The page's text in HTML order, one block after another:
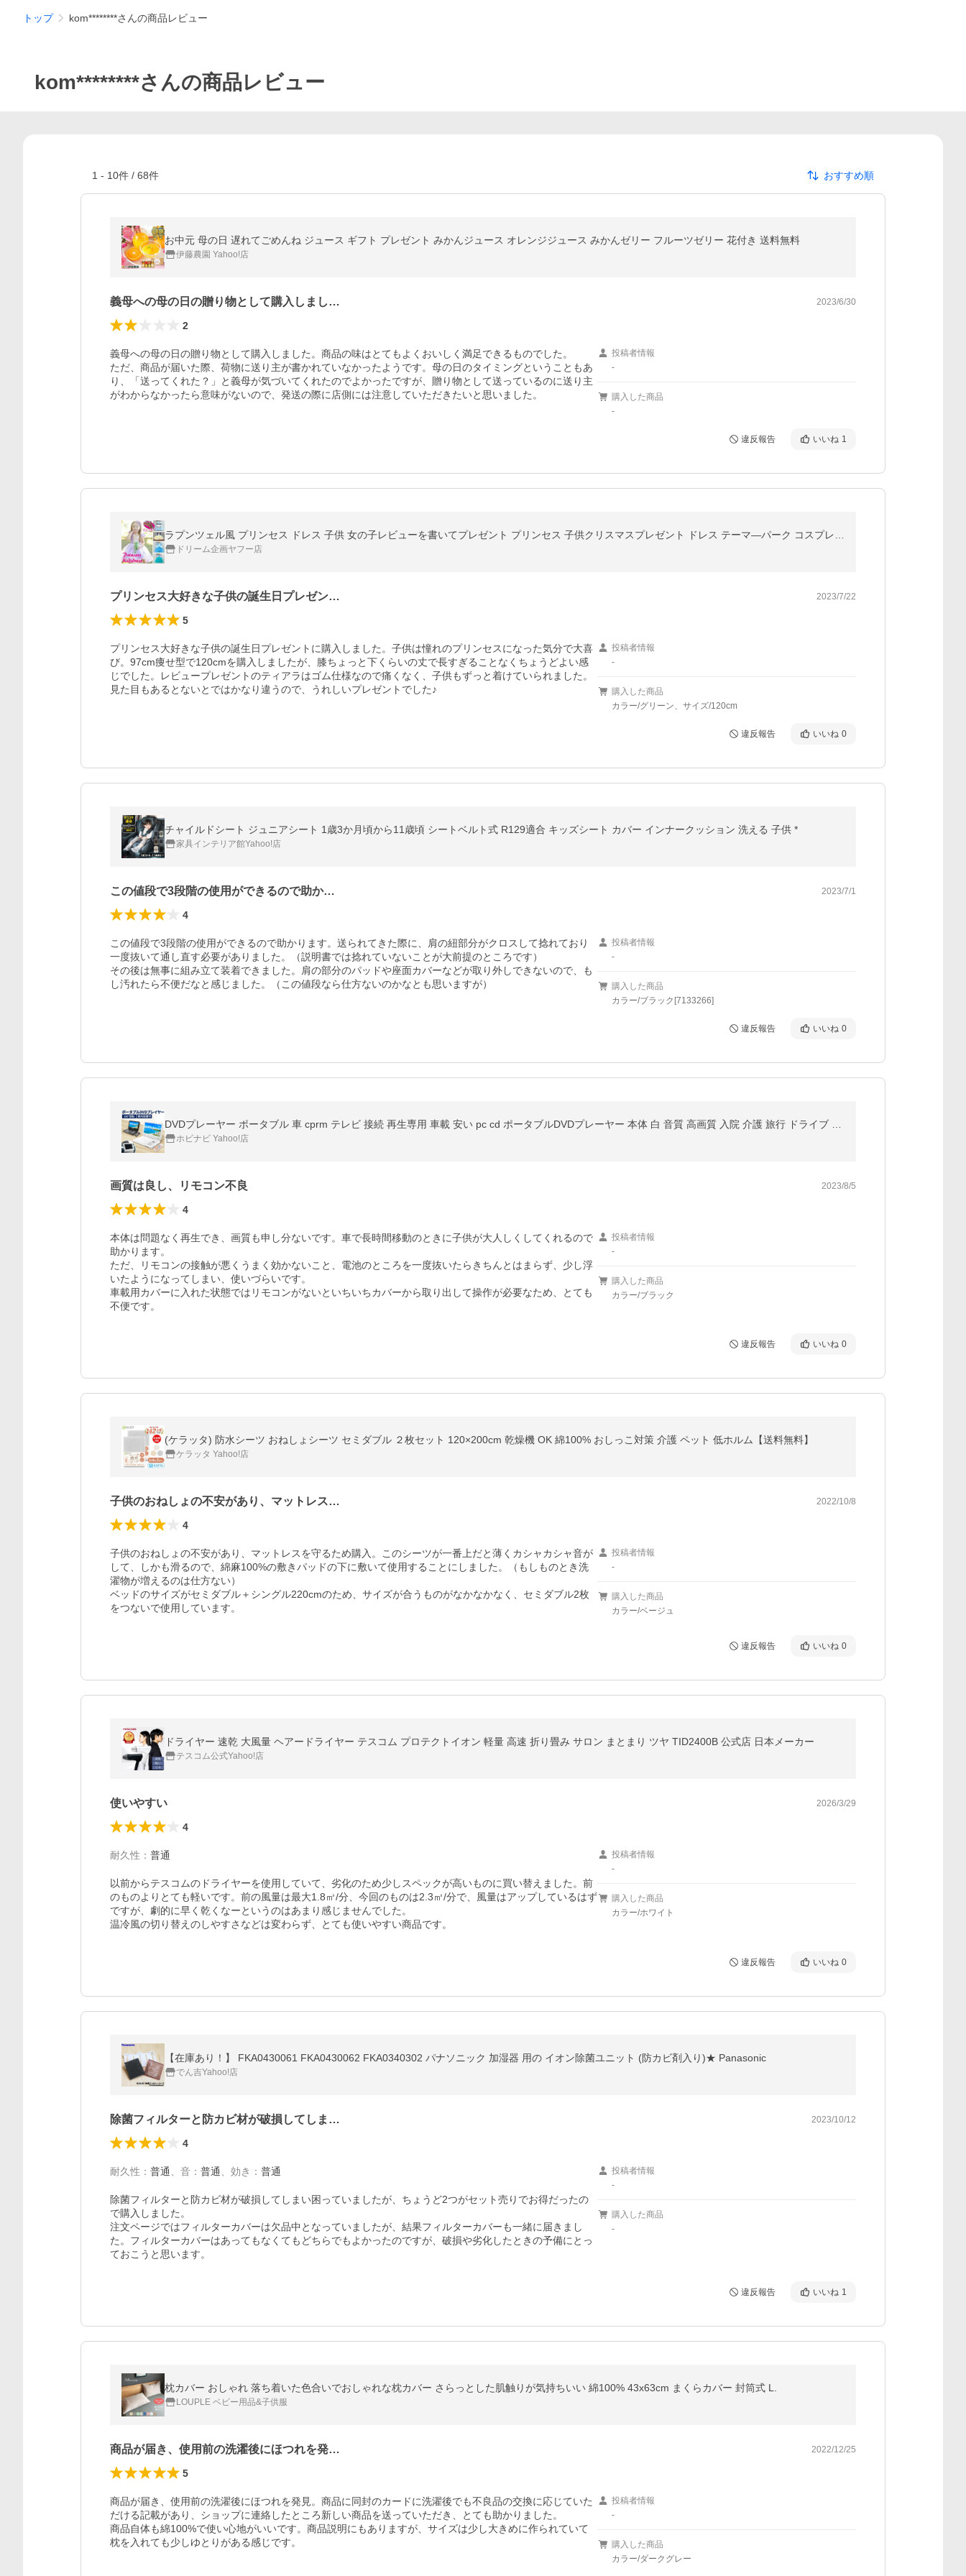
トップ kom********さんの商品レビュー
kom********さんの商品レビュー
1 - 10件 / 68件 おすすめ順
お中元 母の日 遅れてごめんね ジュース ギフト プレゼント みかんジュース オレンジジュース みかんゼリー フルーツゼリー 花付き 送料無料
伊藤農園 Yahoo!店
義母への母の日の贈り物として購入しまし… 2023/6/30
2
義母への母の日の贈り物として購入しました。商品の味はとてもよくおいしく満足できるものでした。
ただ、商品が届いた際、荷物に送り主が書かれていなかったようです。母の日のタイミングということもあ
り、「送ってくれた？」と義母が気づいてくれたのでよかったですが、贈り物として送っているのに送り主
がわからなかったら意味がないので、発送の際に店側には注意していただきたいと思いました。
投稿者情報
-
購入した商品
-
違反報告 いいね 1
ドリーム企画ヤフー店
プリンセス大好きな子供の誕生日プレゼン… 2023/7/22
5
プリンセス大好きな子供の誕生日プレゼントに購入しました。子供は憧れのプリンセスになった気分で大喜
び。97cm痩せ型で120cmを購入しましたが、膝ちょっと下くらいの丈で長すぎることなくちょうどよい感
じでした。レビュープレゼントのティアラはゴム仕様なので痛くなく、子供もずっと着けていられました。
見た目もあるとないとではかなり違うので、うれしいプレゼントでした♪
投稿者情報
-
購入した商品
カラー/グリーン、サイズ/120cm
違反報告 いいね 0
チャイルドシート ジュニアシート 1歳3か月頃から11歳頃 シートベルト式 R129適合 キッズシート カバー インナークッション 洗える 子供 *
家具インテリア館Yahoo!店
この値段で3段階の使用ができるので助か… 2023/7/1
4
この値段で3段階の使用ができるので助かります。送られてきた際に、肩の紐部分がクロスして捻れており
一度抜いて通し直す必要がありました。（説明書では捻れていないことが大前提のところです）
その後は無事に組み立て装着できました。肩の部分のパッドや座面カバーなどが取り外しできないので、も
し汚れたら不便だなと感じました。（この値段なら仕方ないのかなとも思いますが）
投稿者情報
-
購入した商品
カラー/ブラック[7133266]
違反報告 いいね 0
ホビナビ Yahoo!店
画質は良し、リモコン不良 2023/8/5
4
本体は問題なく再生でき、画質も申し分ないです。車で長時間移動のときに子供が大人しくしてくれるので
助かります。
ただ、リモコンの接触が悪くうまく効かないこと、電池のところを一度抜いたらきちんとはまらず、少し浮
いたようになってしまい、使いづらいです。
車載用カバーに入れた状態ではリモコンがないといちいちカバーから取り出して操作が必要なため、とても
不便です。
投稿者情報
-
購入した商品
カラー/ブラック
違反報告 いいね 0
(ケラッタ) 防水シーツ おねしょシーツ セミダブル ２枚セット 120×200cm 乾燥機 OK 綿100% おしっこ対策 介護 ペット 低ホルム【送料無料】
ケラッタ Yahoo!店
子供のおねしょの不安があり、マットレス… 2022/10/8
4
子供のおねしょの不安があり、マットレスを守るため購入。このシーツが一番上だと薄くカシャカシャ音が
して、しかも滑るので、綿麻100%の敷きパッドの下に敷いて使用することにしました。（もしものとき洗
濯物が増えるのは仕方ない）
ベッドのサイズがセミダブル＋シングル220cmのため、サイズが合うものがなかなかなく、セミダブル2枚
をつないで使用しています。
投稿者情報
-
購入した商品
カラー/ベージュ
違反報告 いいね 0
ドライヤー 速乾 大風量 ヘアードライヤー テスコム プロテクトイオン 軽量 高速 折り畳み サロン まとまり ツヤ TID2400B 公式店 日本メーカー
テスコム公式Yahoo!店
使いやすい 2026/3/29
4
耐久性 ： 普通
以前からテスコムのドライヤーを使用していて、劣化のため少しスペックが高いものに買い替えました。前
のものよりとても軽いです。前の風量は最大1.8㎥/分、今回のものは2.3㎥/分で、風量はアップしているはず
ですが、劇的に早く乾くなーというのはあまり感じませんでした。
温冷風の切り替えのしやすさなどは変わらず、とても使いやすい商品です。
投稿者情報
-
購入した商品
カラー/ホワイト
違反報告 いいね 0
【在庫あり！】 FKA0430061 FKA0430062 FKA0340302 パナソニック 加湿器 用の イオン除菌ユニット (防カビ剤入り)★ Panasonic
でん吉Yahoo!店
除菌フィルターと防カビ材が破損してしま… 2023/10/12
4
耐久性 ： 普通 音 ： 普通 効き ： 普通
除菌フィルターと防カビ材が破損してしまい困っていましたが、ちょうど2つがセット売りでお得だったの
で購入しました。
注文ページではフィルターカバーは欠品中となっていましたが、結果フィルターカバーも一緒に届きまし
た。フィルターカバーはあってもなくてもどちらでもよかったのですが、破損や劣化したときの予備にとっ
ておこうと思います。
投稿者情報
-
購入した商品
-
違反報告 いいね 1
枕カバー おしゃれ 落ち着いた色合いでおしゃれな枕カバー さらっとした肌触りが気持ちいい 綿100% 43x63cm まくらカバー 封筒式 L.
LOUPLE ベビー用品&子供服
商品が届き、使用前の洗濯後にほつれを発… 2022/12/25
5
商品が届き、使用前の洗濯後にほつれを発見。商品に同封のカードに洗濯後でも不良品の交換に応じていた
だける記載があり、ショップに連絡したところ新しい商品を送っていただき、とても助かりました。
商品自体も綿100%で使い心地がいいです。商品説明にもありますが、サイズは少し大きめに作られていて
枕を入れても少しゆとりがある感じです。
投稿者情報
-
購入した商品
カラー/ダークグレー